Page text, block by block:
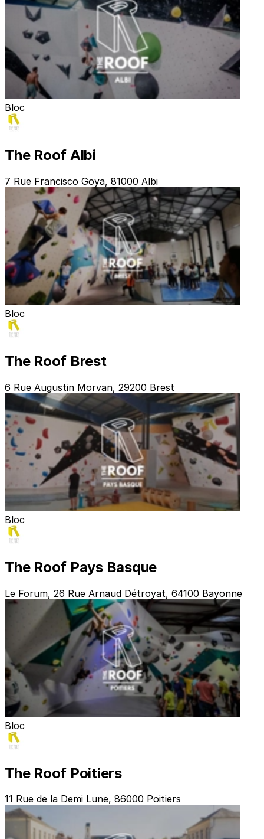
Bloc
The Roof Albi
7 Rue Francisco Goya, 81000 Albi
Bloc
The Roof Brest
6 Rue Augustin Morvan, 29200 Brest
Bloc
The Roof Pays Basque
Le Forum, 26 Rue Arnaud Détroyat, 64100 Bayonne
Bloc
The Roof Poitiers
11 Rue de la Demi Lune, 86000 Poitiers